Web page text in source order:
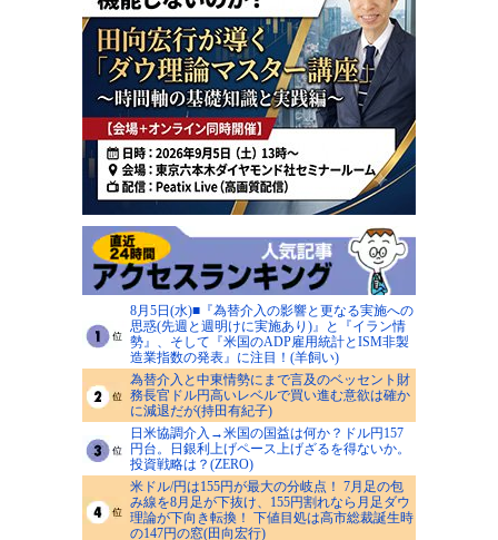
8月5日(水)■『為替介入の影響と更なる実施への
思惑(先週と週明けに実施あり)』と『イラン情
勢』、そして『米国のADP雇用統計とISM非製
造業指数の発表』に注目！(羊飼い)
為替介入と中東情勢にまで言及のベッセント財
務長官ドル円高いレベルで買い進む意欲は確か
に減退だが(持田有紀子)
日米協調介入→米国の国益は何か？ドル円157
円台。日銀利上げペース上げざるを得ないか。
投資戦略は？(ZERO)
米ドル/円は155円が最大の分岐点！ 7月足の包
み線を8月足が下抜け、155円割れなら月足ダウ
理論が下向き転換！ 下値目処は高市総裁誕生時
の147円の窓(田向宏行)